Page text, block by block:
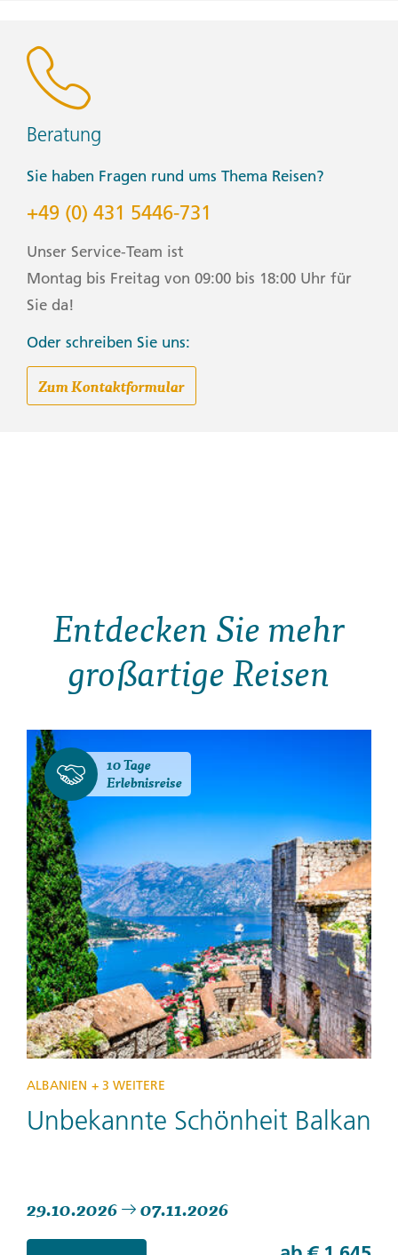
Beratung
Sie haben Fragen rund ums Thema Reisen?
+49 (0) 431 5446-731
Unser Service-Team ist
Montag bis Freitag von 09:00 bis 18:00 Uhr für
Sie da!
Oder schreiben Sie uns:
Zum Kontaktformular
Entdecken Sie mehr
großartige Reisen
10 Tage
Erlebnisreise
ALBANIEN + 3 WEITERE
Unbekannte Schönheit Balkan
29.10.2026 07.11.2026